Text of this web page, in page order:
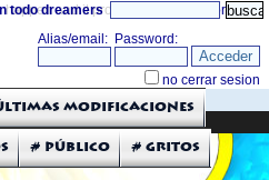
happen and it probably will» directorio
todo dreamers
modificaciones
# Público # Gritos